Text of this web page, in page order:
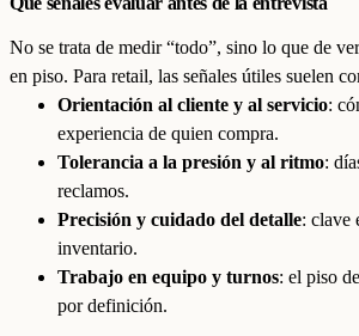
No se trata de medir “todo”, sino lo que de
en piso. Para retail, las señales útiles suelen
Orientación al cliente y al servicio:
experiencia de quien compra.
Tolerancia a la presión y al ritmo:
reclamos.
Precisión y cuidado del detalle: clave
inventario.
Trabajo en equipo y turnos: el piso
por definición.